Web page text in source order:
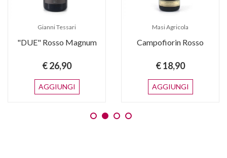
Magnum Campofiorin Rosso